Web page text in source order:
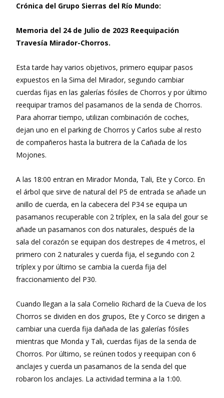
Crónica del Grupo Sierras del Río Mundo:
Memoria del 24 de Julio de 2023 Reequipación
Travesía Mirador-Chorros.
Esta tarde hay varios objetivos, primero equipar pasos
expuestos en la Sima del Mirador, segundo cambiar
cuerdas fijas en las galerías fósiles de Chorros y por último
reequipar tramos del pasamanos de la senda de Chorros.
Para ahorrar tiempo, utilizan combinación de coches,
dejan uno en el parking de Chorros y Carlos sube al resto
de compañeros hasta la buitrera de la Cañada de los
Mojones.
A las 18:00 entran en Mirador Monda, Tali, Ete y Corco. En
el árbol que sirve de natural del P5 de entrada se añade un
anillo de cuerda, en la cabecera del P34 se equipa un
pasamanos recuperable con 2 tríplex, en la sala del gour se
añade un pasamanos con dos naturales, después de la
sala del corazón se equipan dos destrepes de 4 metros, el
primero con 2 naturales y cuerda fija, el segundo con 2
tríplex y por último se cambia la cuerda fija del
fraccionamiento del P30.
Cuando llegan a la sala Cornelio Richard de la Cueva de los
Chorros se dividen en dos grupos, Ete y Corco se dirigen a
cambiar una cuerda fija dañada de las galerías fósiles
mientras que Monda y Tali, cuerdas fijas de la senda de
Chorros. Por último, se reúnen todos y reequipan con 6
anclajes y cuerda un pasamanos de la senda del que
robaron los anclajes. La actividad termina a la 1:00.